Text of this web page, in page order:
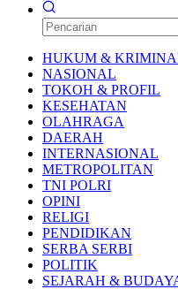
HUKUM &
NASIONAL
TOKOH & PROFIL
KESEHATAN
OLAHRAGA
DAERAH
INTERNASIONAL
METROPOLITAN
TNI POLRI
OPINI
RELIGI
PENDIDIKAN
SERBA SERBI
POLITIK
SEJARAH &